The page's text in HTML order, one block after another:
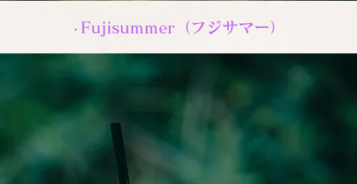
・ Fujisummer（フジサマー）